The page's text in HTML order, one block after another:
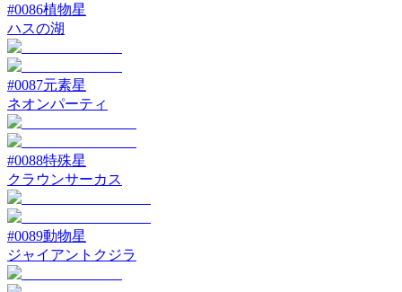
#0086植物星
ハスの湖
#0087元素星
ネオンパーティ
#0088特殊星
クラウンサーカス
#0089動物星
ジャイアントクジラ